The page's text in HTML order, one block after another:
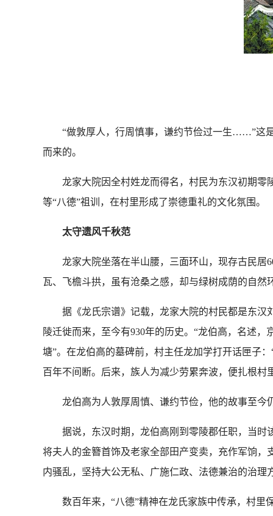
“做敦厚人，行周慎事，谦约节俭过一生……”这是
而来的。
龙家大院因全村姓龙而得名，村民为东汉初期零
等“八德”祖训，在村里形成了崇德重礼的文化氛围。
太守遗风千秋范
龙家大院坐落在半山腰，三面环山，现存古民居
瓦、飞檐斗拱，虽有沧桑之感，却与绿树成荫的自然
据《龙氏宗谱》记载，龙家大院的村民都是东汉
陵迁徙而来，至今有930年的历史。“龙伯高，名述
塘”。在龙伯高的墓碑前，村主任龙加学打开话匣子
百年不间断。后来，族人为减少劳累奔波，便扎根村
龙伯高为人敦厚周慎、谦约节俭，他的故事至今
据说，东汉时期，龙伯高刚到零陵郡任职，当时
将夫人的金簪首饰及老家全部田产变卖，充作军饷
内骚乱，坚持大公无私、广施仁政、法德兼治的治
数百年来，“八德”精神在龙氏家族中传承，村里保